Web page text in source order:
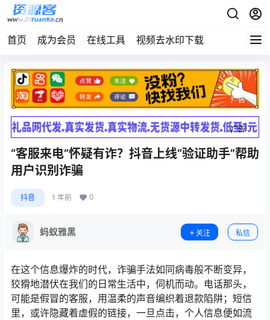
首页 成为会员 在线工具 视频去水印下载
广告
广告
“客服来电”怀疑有诈？抖音上线“验证助手”帮助
用户识别诈骗
抖音 1 年前 0
蚂蚁雅黑 关注 私信
在这个信息爆炸的时代，诈骗手法如同病毒般不断变异，
狡猾地潜伏在我们的日常生活中，伺机而动。电话那头，
可能是假冒的客服，用温柔的声音编织着退款陷阱；短信
里，或许隐藏着虚假的链接，一旦点击，个人信息便如流